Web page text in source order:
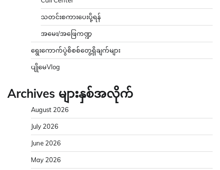
သတင်းစကားပေးပို့ရန်
အမေး/အဖြေကဏ္ဍ
ရွေးကောက်ပွဲစိစစ်တွေ့ရှိချက်များ
ပျိုမေVlog
Archives များနှစ်အလိုက်
August 2026
July 2026
June 2026
May 2026